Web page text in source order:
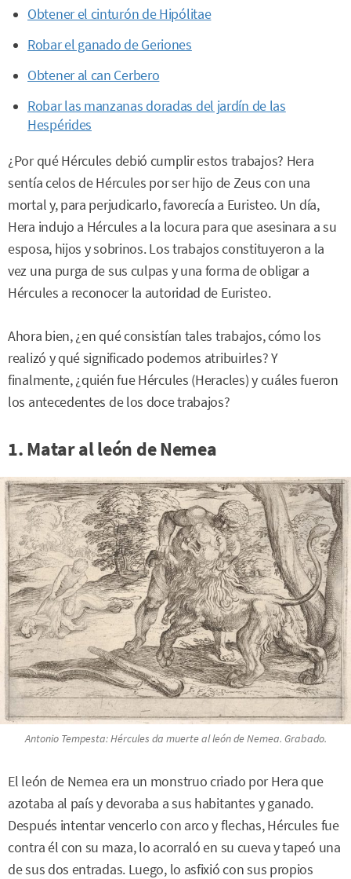
Obtener el cinturón de Hipólitae
Robar el ganado de Geriones
Obtener al can Cerbero
Robar las manzanas doradas del jardín de las
Hespérides
¿Por qué Hércules debió cumplir estos trabajos? Hera
sentía celos de Hércules por ser hijo de Zeus con una
mortal y, para perjudicarlo, favorecía a Euristeo. Un día,
Hera indujo a Hércules a la locura para que asesinara a su
esposa, hijos y sobrinos. Los trabajos constituyeron a la
vez una purga de sus culpas y una forma de obligar a
Hércules a reconocer la autoridad de Euristeo.
Ahora bien, ¿en qué consistían tales trabajos, cómo los
realizó y qué significado podemos atribuirles? Y
finalmente, ¿quién fue Hércules (Heracles) y cuáles fueron
los antecedentes de los doce trabajos?
1. Matar al león de Nemea
Antonio Tempesta: Hércules da muerte al león de Nemea. Grabado.
El león de Nemea era un monstruo criado por Hera que
azotaba al país y devoraba a sus habitantes y ganado.
Después intentar vencerlo con arco y flechas, Hércules fue
contra él con su maza, lo acorraló en su cueva y tapeó una
de sus dos entradas. Luego, lo asfixió con sus propios